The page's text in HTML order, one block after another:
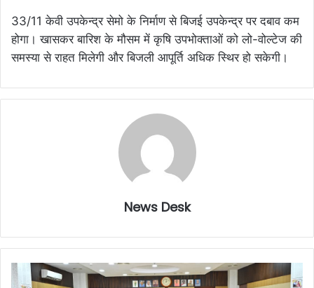
33/11 केवी उपकेन्द्र सेमो के निर्माण से बिजई उपकेन्द्र पर दबाव कम
होगा। खासकर बारिश के मौसम में कृषि उपभोक्ताओं को लो-वोल्टेज की
समस्या से राहत मिलेगी और बिजली आपूर्ति अधिक स्थिर हो सकेगी।
News Desk